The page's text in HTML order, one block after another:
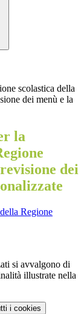
scolastica della
dei menù e la
la
dei
Regione
si avvalgono di
illustrate nella
i cookies